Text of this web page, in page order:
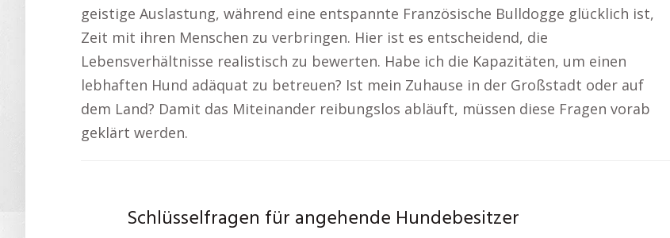
geistige Auslastung, während eine entspannte Französische Bulldogge glücklich ist,
Zeit mit ihren Menschen zu verbringen. Hier ist es entscheidend, die
Lebensverhältnisse realistisch zu bewerten. Habe ich die Kapazitäten, um einen
lebhaften Hund adäquat zu betreuen? Ist mein Zuhause in der Großstadt oder auf
dem Land? Damit das Miteinander reibungslos abläuft, müssen diese Fragen vorab
geklärt werden.
Schlüsselfragen für angehende Hundebesitzer